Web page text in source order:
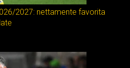
2027: nettamente favorita